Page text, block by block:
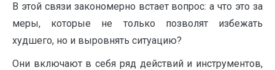
В этой связи закономерно встает вопрос: а что это за
меры, которые не только позволят избежать
худшего, но и выровнять ситуацию?
Они включают в себя ряд действий и инструментов,